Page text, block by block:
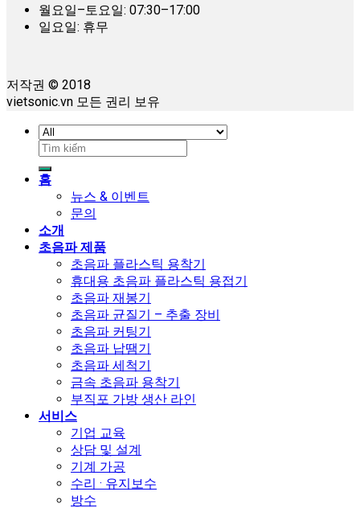
월요일–토요일: 07:30–17:00
일요일: 휴무
저작권 © 2018
vietsonic.vn 모든 권리 보유
검
색:
홈
뉴스 & 이벤트
문의
소개
초음파 제품
초음파 플라스틱 용착기
휴대용 초음파 플라스틱 용접기
초음파 재봉기
초음파 균질기 – 추출 장비
초음파 커팅기
초음파 납땜기
초음파 세척기
금속 초음파 용착기
부직포 가방 생산 라인
서비스
기업 교육
상담 및 설계
기계 가공
수리 · 유지보수
방수